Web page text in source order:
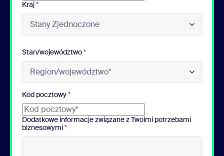
Kraj*
Stan/województwo*
Kod pocztowy*
Dodatkowe informacje związane z Twoimi potrzebami
biznesowymi*